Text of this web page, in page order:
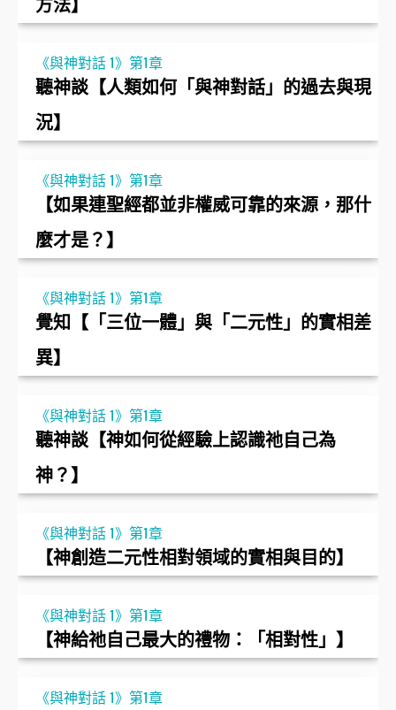
方法】
《與神對話 1》第1章
聽神談【人類如何「與神對話」的過去與現
況】
《與神對話 1》第1章
【如果連聖經都並非權威可靠的來源，那什
麼才是？】
《與神對話 1》第1章
覺知【「三位一體」與「二元性」的實相差
異】
《與神對話 1》第1章
聽神談【神如何從經驗上認識祂自己為
神？】
《與神對話 1》第1章
【神創造二元性相對領域的實相與目的】
《與神對話 1》第1章
【神給祂自己最大的禮物：「相對性」】
《與神對話 1》第1章